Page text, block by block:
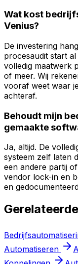
Wat kost
Venius?
De investering
procesaudit start
volledig maatwerk
of meer. Wij
vooraf weet waar
achteraf.
Behoudt mijn
gemaakte
Ja, altijd. De
systeem zelf laten
een andere partij
vendor lock-in en
en
Automatiseren